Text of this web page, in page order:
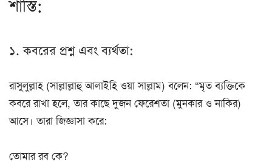
শাস্তি:
১. কবরের প্রশ্ন এবং ব্যর্থতা:
রাসুলুল্লাহ (সাল্লাল্লাহু আলাইহি ওয়া সাল্লাম) বলেন: “মৃত ব্যক্তিকে
কবরে রাখা হলে, তার কাছে দুজন ফেরেশতা (মুনকার ও নাকির)
আসে। তারা জিজ্ঞাসা করে:
তোমার রব কে?